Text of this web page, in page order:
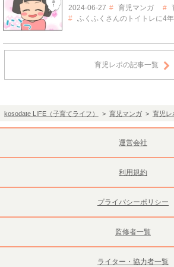
2024-06-27
育児マンガ
ふくふくさんのトイトレに4
育児レポの記事一覧
kosodate LIFE（子育てライフ） > 育児マンガ> 育児レ
運営会社
利用規約
プライバシーポリシー
監修者一覧
ライター・協力者一覧